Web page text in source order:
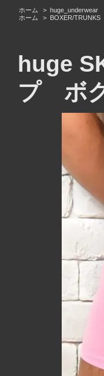
ホーム > huge_underwear
ホーム
> BOXER/TRUNKS
huge
プ ボ